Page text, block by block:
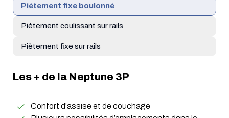
Piètement fixe boulonné
Piètement coulissant sur rails
Piètement fixe sur rails
Les + de la Neptune 3P
Confort d’assise et de couchage